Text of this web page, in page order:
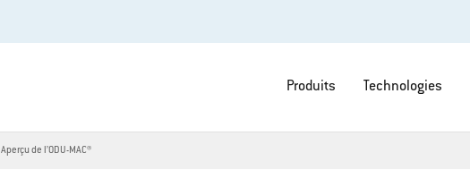
Produits Technologies
Aperçu de l’ODU-MAC®